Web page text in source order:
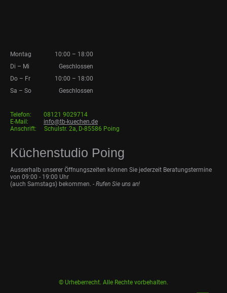
Montag 10:00 – 18:00
Di – Mi
Geschlossen
Do – Fr 10:00 – 18:00
Sa – So Geschlossen
Telefon: 08121 9029714
E-Mail: info@tb-kuechen.de
Anschrift: Schulstr. 2a, D-85586 Poing
Küchenstudio Poing
Ausserhalb unserer Öffnungszeiten können Sie jederzeit Beratungstermine
von 09:00 - 19:00 Uhr
(auch Samstags) bekommen. - Rufen Sie uns an!
© Urheberrecht. Alle Rechte vorbehalten.